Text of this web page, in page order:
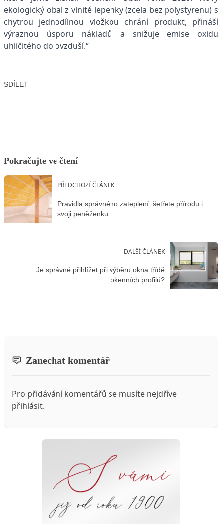
ekologický obal z vlnité lepenky (zcela bez polystyrenu) s
chytrou jednodílnou vložkou chrání produkt, přináší
výraznou úsporu nákladů a snižuje emise oxidu
uhličitého do ovzduší.“
SDÍLET
Pokračujte ve čtení
PŘEDCHOZÍ ČLÁNEK
Pravidla správného zateplení: šetřete přírodu i
svoji peněženku
DALŠÍ ČLÁNEK
Je správné přihlížet při výběru okna třídě
okenních profilů?
Zanechat komentář
Pro přidávání komentářů se musíte nejdříve
přihlásit.